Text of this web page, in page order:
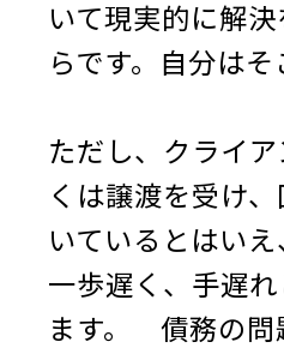
いて現実的に解
らです。自分は
ただし、クライ
くは譲渡を受け
いているとはい
一歩遅く、手遅
ます。 債務の問